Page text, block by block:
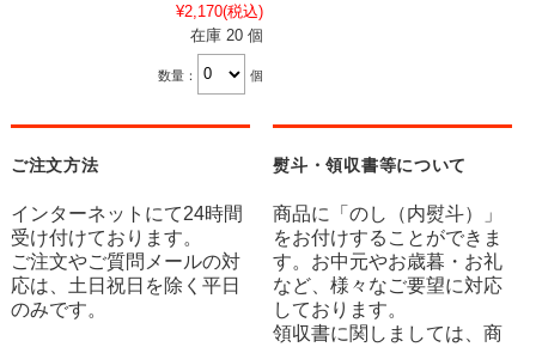
¥2,170(税込)
在庫 20 個
数量： 個
ご注文方法
インターネットにて24時間
受け付けております。
ご注文やご質問メールの対
応は、土日祝日を除く平日
のみです。
熨斗・領収書等について
商品に「のし（内熨斗）」
をお付けすることができま
す。お中元やお歳暮・お礼
など、様々なご要望に対応
しております。
領収書に関しましては、商